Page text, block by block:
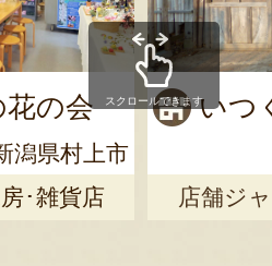
花の会
潟県村上市
･雑貨店
いつ
店舗ジ
スクロールできます